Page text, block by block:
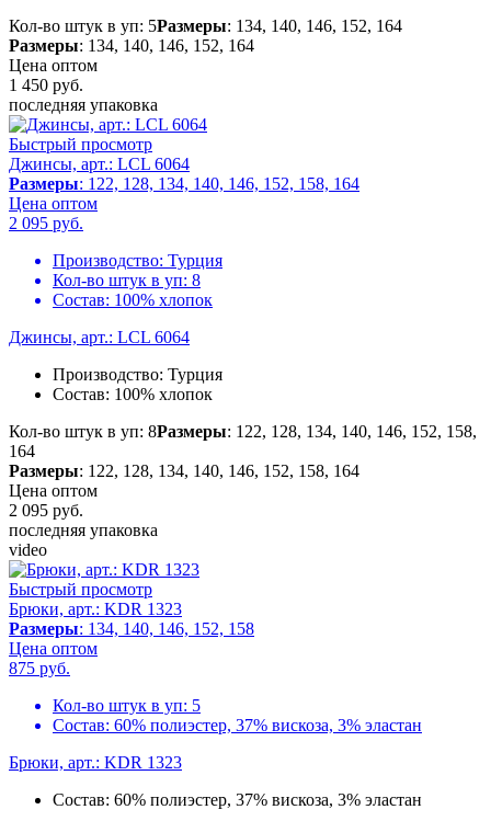
Кол-во штук в уп: 5Размеры: 134, 140, 146, 152, 164
Размеры: 134, 140, 146, 152, 164
Цена оптом
1 450 руб.
последняя упаковка
Быстрый просмотр
Джинсы, арт.: LCL 6064
Размеры: 122, 128, 134, 140, 146, 152, 158, 164
Цена оптом
2 095 руб.
Производство: Турция
Кол-во штук в уп: 8
Состав: 100% хлопок
Джинсы, арт.: LCL 6064
Производство: Турция
Состав: 100% хлопок
Кол-во штук в уп: 8Размеры: 122, 128, 134, 140, 146, 152, 158,
164
Размеры: 122, 128, 134, 140, 146, 152, 158, 164
Цена оптом
2 095 руб.
последняя упаковка
video
Быстрый просмотр
Брюки, арт.: KDR 1323
Размеры: 134, 140, 146, 152, 158
Цена оптом
875 руб.
Кол-во штук в уп: 5
Состав: 60% полиэстер, 37% вискоза, 3% эластан
Брюки, арт.: KDR 1323
Состав: 60% полиэстер, 37% вискоза, 3% эластан